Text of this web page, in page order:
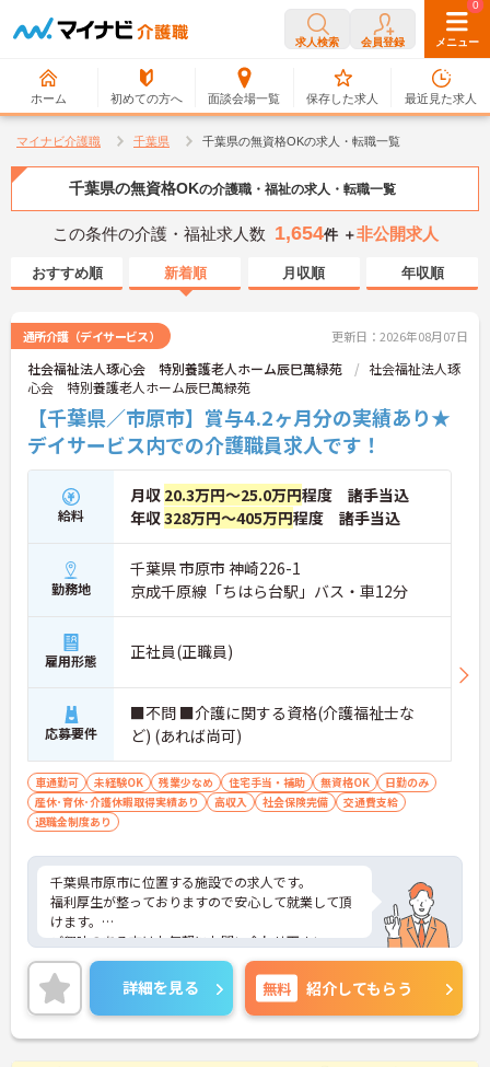
求人検索 会員登録 メニュー
ホーム 初めての方へ 面談会場一覧
0
保存した求人
0
最近見た求人
マイナビ介護職 千葉県 千葉県の無資格OKの求人・転職一覧
千葉県の無資格OKの介護職・福祉の求人・転職一覧
この条件の介護・福祉求人数 1,654件 ＋非公開求人
おすすめ順 新着順 月収順 年収順
通所介護（デイサービス） 更新日：2026年08月07日
社会福祉法人琢心会 特別養護老人ホーム辰巳萬緑苑
社会福祉法人琢
心会 特別養護老人ホーム辰巳萬緑苑
【千葉県／市原市】賞与4.2ヶ月分の実績あり★
デイサービス内での介護職員求人です！
給料
月収 20.3万円～25.0万円程度 諸手当込
年収328万円～405万円程度 諸手当込
勤務地
千葉県 市原市 神崎226-1
京成千原線「ちはら台駅」バス・車12分
雇用形態 正社員(正職員)
応募要件
■不問 ■介護に関する資格(介護福祉士な
ど) (あれば尚可)
車通勤可 未経験OK 残業少なめ 住宅手当・補助 無資格OK
日勤のみ
産休･育休･介護休暇取得実績あり
高収入 社会保険完備
交通費支給
退職金制度あり
千葉県市原市に位置する施設での求人です。
福利厚生が整っておりますので安心して就業して頂
けます。
ご興味のある方はお気軽にお問い合わせ下さい。
詳細を見る 無料 紹介してもらう